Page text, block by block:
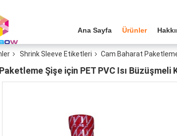
Ana Sayfa Ürünler
Shrink Sleeve Etiketleri Cam Baharat
Şişe için PET PVC Isı